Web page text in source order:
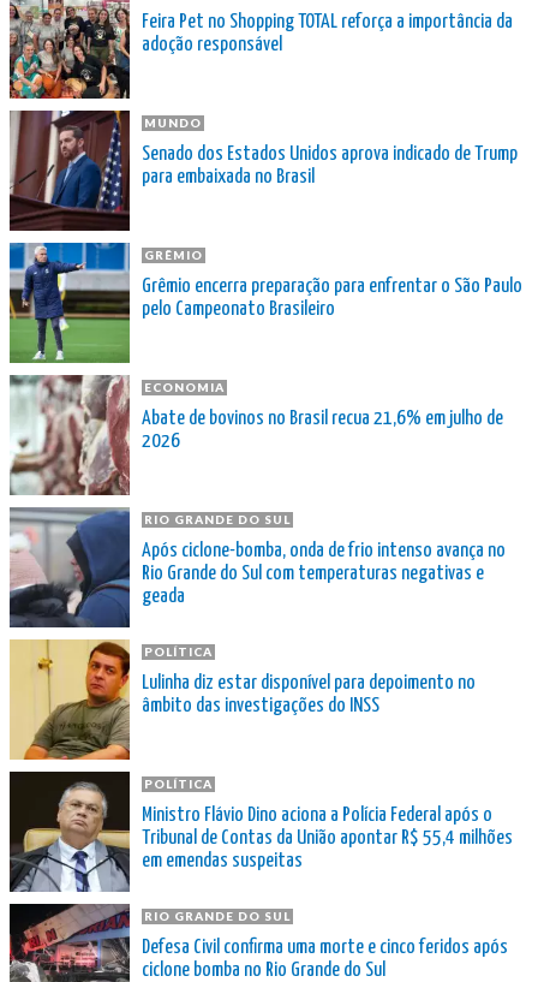
Feira Pet no Shopping TOTAL reforça a importância da
adoção responsável
MUNDO
Senado dos Estados Unidos aprova indicado de Trump
para embaixada no Brasil
GRÊMIO
Grêmio encerra preparação para enfrentar o São Paulo
pelo Campeonato Brasileiro
ECONOMIA
Abate de bovinos no Brasil recua 21,6% em julho de
2026
RIO GRANDE DO SUL
Após ciclone-bomba, onda de frio intenso avança no
Rio Grande do Sul com temperaturas negativas e
geada
POLÍTICA
Lulinha diz estar disponível para depoimento no
âmbito das investigações do INSS
POLÍTICA
Ministro Flávio Dino aciona a Polícia Federal após o
Tribunal de Contas da União apontar R$ 55,4 milhões
em emendas suspeitas
RIO GRANDE DO SUL
Defesa Civil confirma uma morte e cinco feridos após
ciclone bomba no Rio Grande do Sul